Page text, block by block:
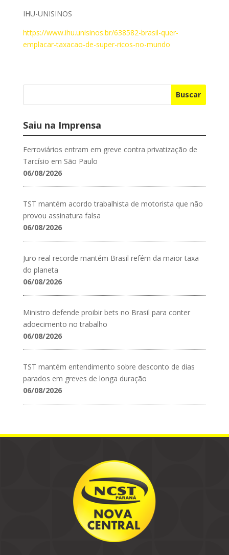
IHU-UNISINOS
https://www.ihu.unisinos.br/638582-brasil-quer-
emplacar-taxacao-de-super-ricos-no-mundo
Buscar
Saiu na Imprensa
Ferroviários entram em greve contra privatização de
Tarcísio em São Paulo
06/08/2026
TST mantém acordo trabalhista de motorista que não
provou assinatura falsa
06/08/2026
Juro real recorde mantém Brasil refém da maior taxa
do planeta
06/08/2026
Ministro defende proibir bets no Brasil para conter
adoecimento no trabalho
06/08/2026
TST mantém entendimento sobre desconto de dias
parados em greves de longa duração
06/08/2026